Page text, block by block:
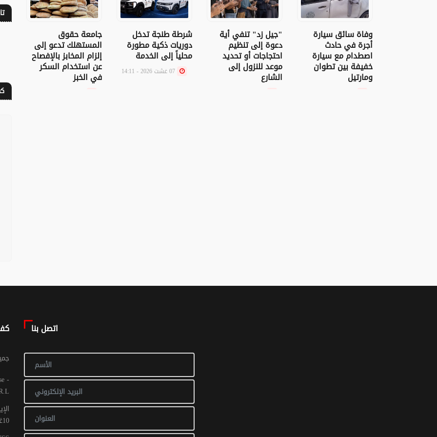
وفاة سائق سيارة
أجرة في حادث
اصطدام مع سيارة
خفيفة بين تطوان
ومارتيل
"جيل زد" تنفي أية
دعوة إلى تنظيم
احتجاجات أو تحديد
موعد للنزول إلى
الشارع
شرطة طنجة تدخل
دوريات ذكية مطورة
محلياً إلى الخدمة
جامعة حقوق
المستهلك تدعو إلى
إلزام المخابز بالإفصاح
عن استخدام السكر
في الخبز
©
10غشت 2016: عدد 1 - 017 ص ح
اتصل بنا